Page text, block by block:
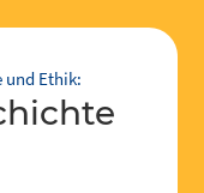
und Ethik: